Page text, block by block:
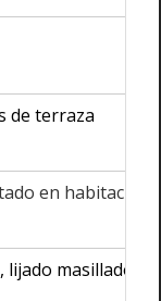
de terraza
en habitación
lijado masillado y